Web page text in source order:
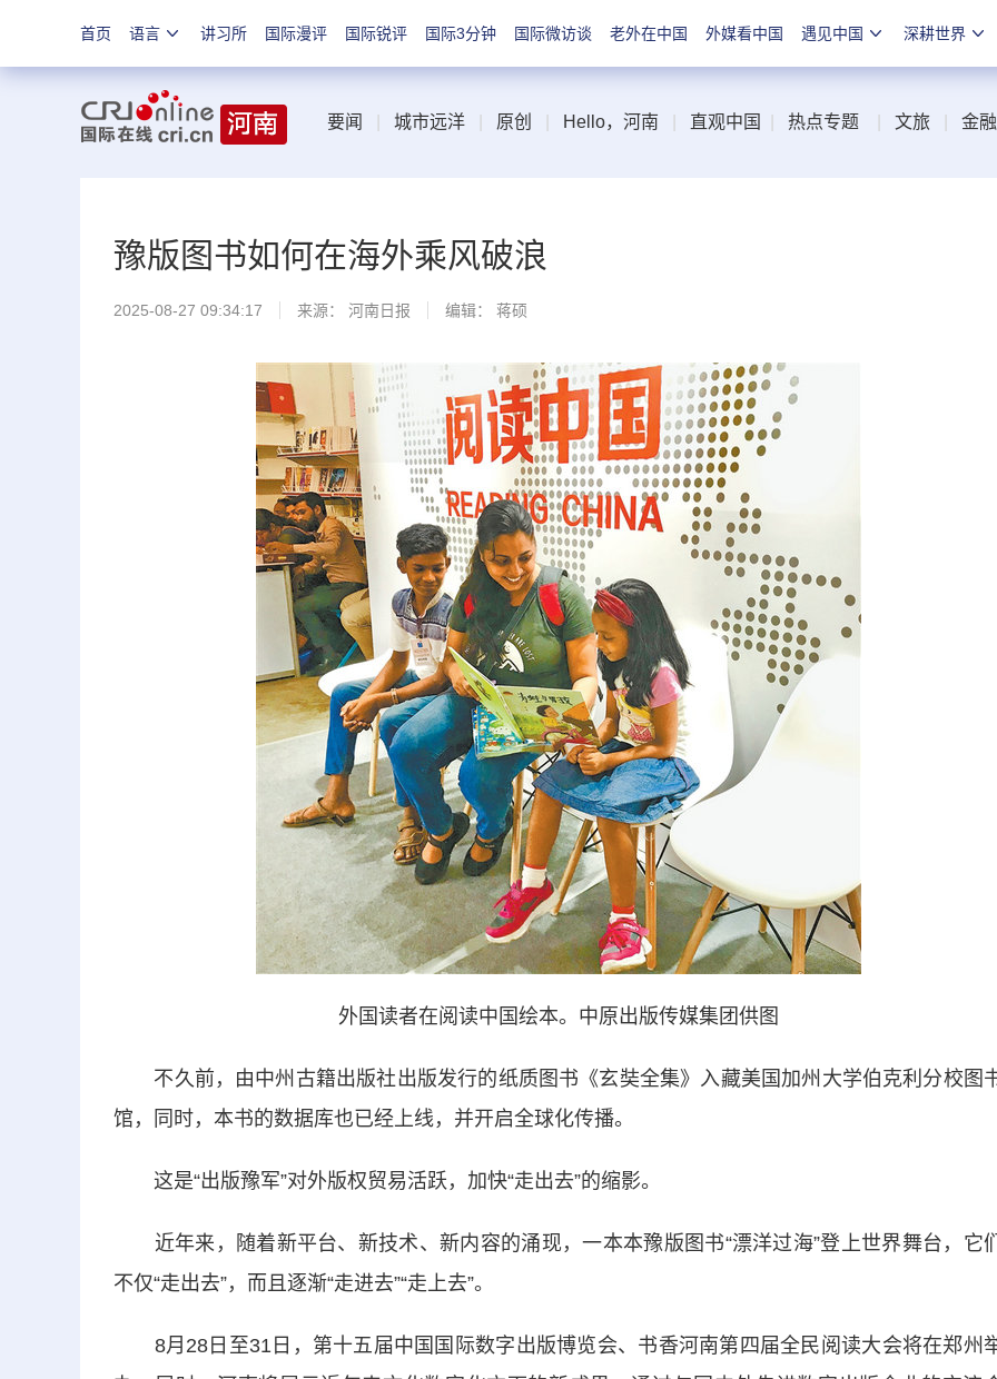
首页 语言 讲习所 国际漫评 国际锐评 国际3分钟 国际微访谈 老外在中国 外媒看中国 遇见中国 深耕世界
要闻 城市远洋 原创 Hello，河南 直观中国 热点专题 文旅 金融
豫版图书如何在海外乘风破浪
2025-08-27 09:34:17 来源： 河南日报 编辑： 蒋硕
外国读者在阅读中国绘本。中原出版传媒集团供图
不久前，由中州古籍出版社出版发行的纸质图书《玄奘全集》入藏美国加州大学伯克利分校图
馆，同时，本书的数据库也已经上线，并开启全球化传播。
这是“出版豫军”对外版权贸易活跃，加快“走出去”的缩影。
近年来，随着新平台、新技术、新内容的涌现，一本本豫版图书“漂洋过海”登上世界舞台，它们
不仅“走出去”，而且逐渐“走进去”“走上去”。
8月28日至31日，第十五届中国国际数字出版博览会、书香河南第四届全民阅读大会将在郑州